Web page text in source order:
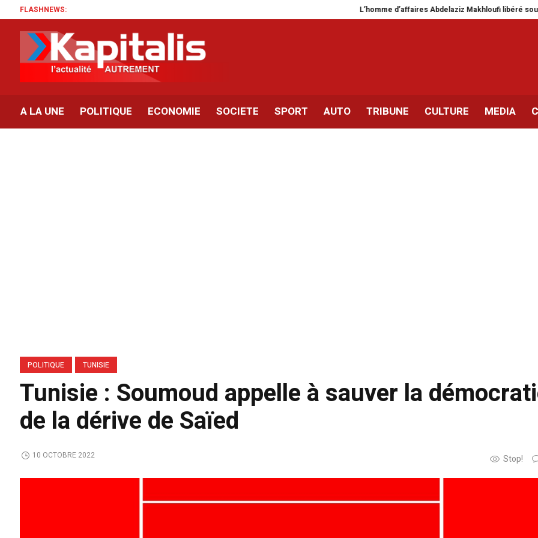
FLASHNEWS: L’homme d’affaires Abdelaziz Makhloufi libéré sous caution
A LA UNE POLITIQUE ECONOMIE SOCIETE SPORT AUTO TRIBUNE CULTURE MEDIA
POLITIQUE TUNISIE
Tunisie : Soumoud appelle à sauver la
de la dérive de Saïed
Stop!
10 OCTOBRE 2022